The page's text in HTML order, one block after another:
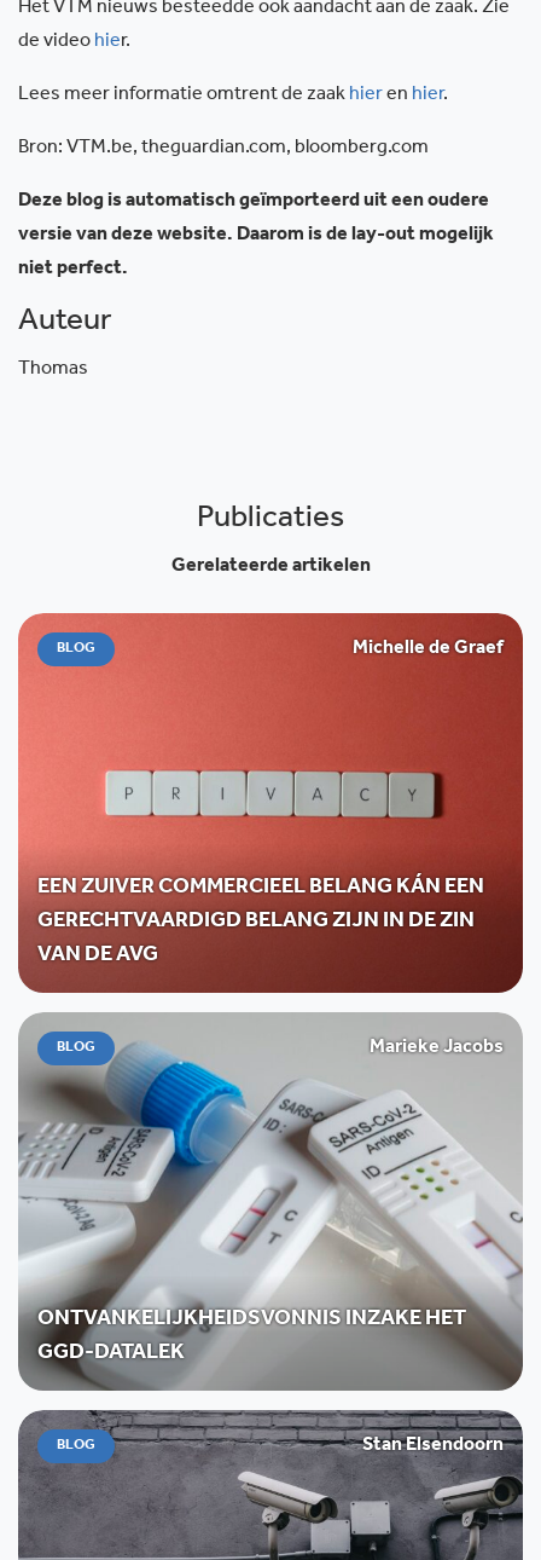
Het VTM nieuws besteedde ook aandacht aan de zaak. Zie
de video hier.
Lees meer informatie omtrent de zaak hieren hier.
Bron: VTM.be, theguardian.com, bloomberg.com
Deze blog is automatisch geïmporteerd uit een oudere
versie van deze website. Daarom is de lay-out mogelijk
niet perfect.
Auteur
Thomas
Publicaties
Gerelateerde artikelen
BLOG Michelle de Graef
EEN ZUIVER COMMERCIEEL BELANG KÁN EEN
GERECHTVAARDIGD BELANG ZIJN IN DE ZIN
VAN DE AVG
BLOG Marieke Jacobs
ONTVANKELIJKHEIDSVONNIS INZAKE HET
GGD-DATALEK
BLOG Stan Elsendoorn